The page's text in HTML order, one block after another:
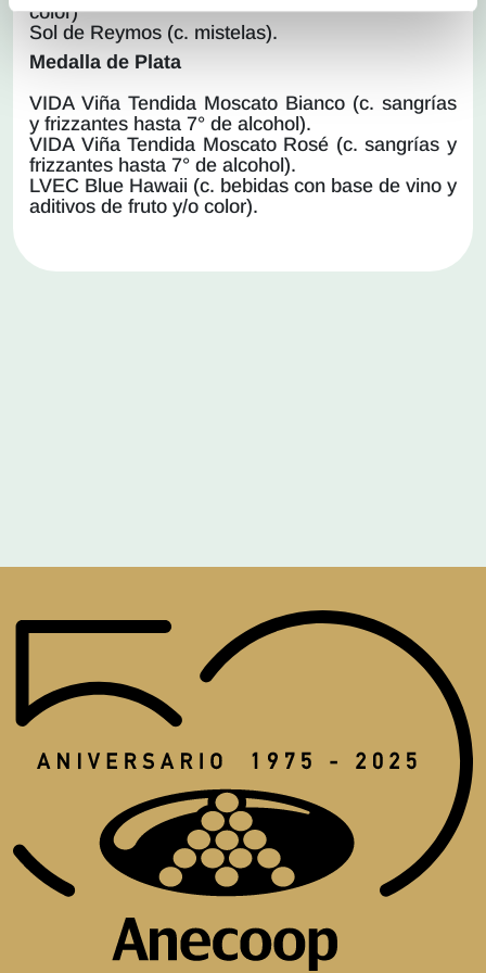
color)
Sol de Reymos (c. mistelas).
Medalla de Plata
VIDA Viña Tendida Moscato Bianco (c. sangrías
y frizzantes hasta 7° de alcohol).
VIDA Viña Tendida Moscato Rosé (c. sangrías y
frizzantes hasta 7° de alcohol).
LVEC Blue Hawaii (c. bebidas con base de vino y
aditivos de fruto y/o color).